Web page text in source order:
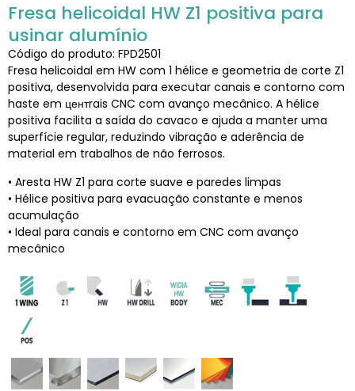
Fresa helicoidal HW Z1 positiva para
usinar alumínio
Código do produto: FPD2501
Fresa helicoidal em HW com 1 hélice e geometria de corte Z1
positiva, desenvolvida para executar canais e contorno com
haste em центrais CNC com avanço mecânico. A hélice
positiva facilita a saída do cavaco e ajuda a manter uma
superfície regular, reduzindo vibração e aderência de
material em trabalhos de não ferrosos.
• Aresta HW Z1 para corte suave e paredes limpas
• Hélice positiva para evacuação constante e menos
acumulação
• Ideal para canais e contorno em CNC com avanço
mecânico